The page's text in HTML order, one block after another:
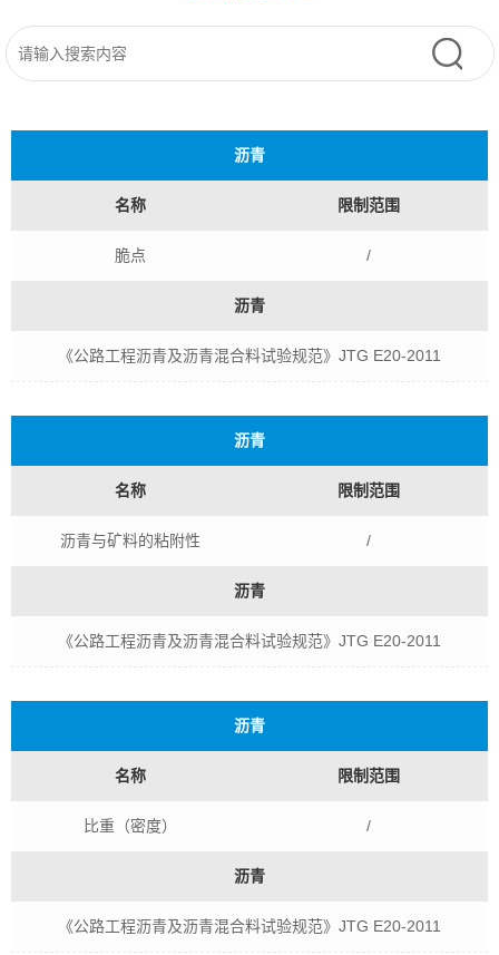
沥青
名称 限制范围
脆点 /
沥青
《公路工程沥青及沥青混合料试验规范》JTG E20-2011
沥青
名称 限制范围
沥青与矿料的粘附性 /
沥青
《公路工程沥青及沥青混合料试验规范》JTG E20-2011
沥青
名称 限制范围
比重（密度） /
沥青
《公路工程沥青及沥青混合料试验规范》JTG E20-2011